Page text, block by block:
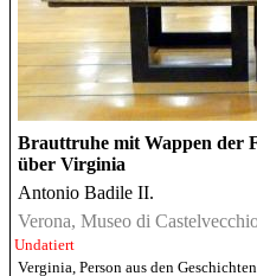
Brauttruhe mit Wappen der
über Virginia
Antonio Badile II.
Verona, Museo di
Undatiert
Verginia, Person aus den